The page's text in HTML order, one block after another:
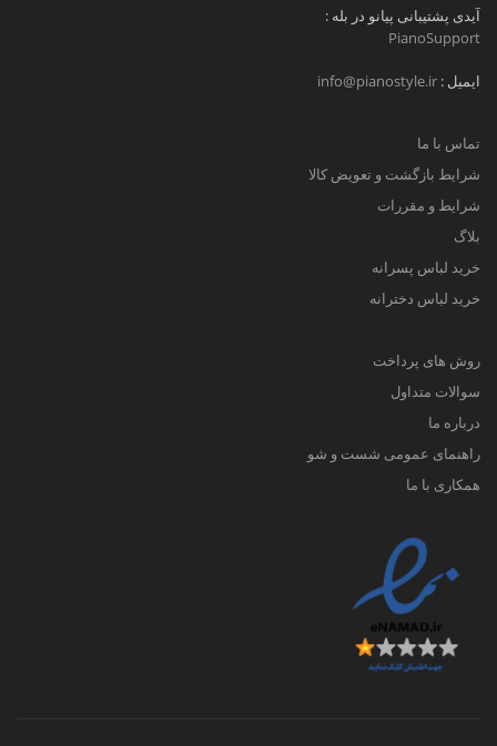
آیدی پشتیبانی پیانو در بله :
PianoSupport
ایمیل : info@pianostyle.ir
تماس با ما
شرایط بازگشت و تعویض کالا
شرایط و مقررات
بلاگ
خرید لباس پسرانه
خرید لباس دخترانه
روش های پرداخت
سوالات متداول
درباره ما
راهنمای عمومی شست و شو
همکاری با ما